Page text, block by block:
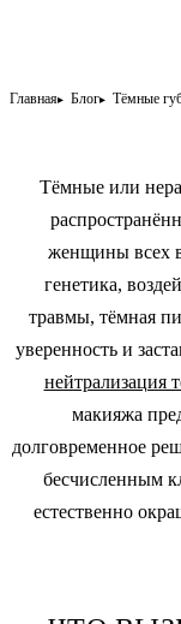
Главная Блог Тёмные
Тёмные или
женщины всех
генетика,
травмы, тёмная
уверенность и
нейтрализация
макияжа
долговременное
бесчисленным
естественно